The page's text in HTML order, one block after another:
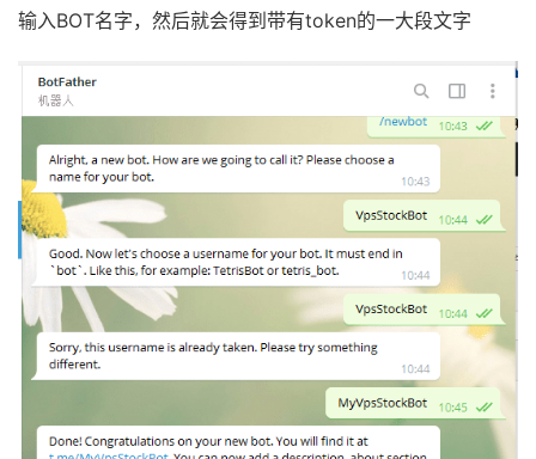
输入BOT名字，然后就会得到带有token的一大段文字